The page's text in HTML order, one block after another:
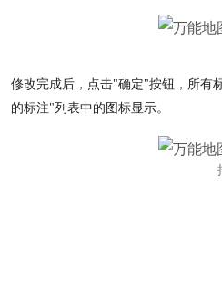
修改完成后，点击"确定"按钮，所有
的标注"列表中的图标显示。